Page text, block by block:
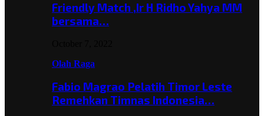
Friendly Match ,Ir H Ridho Yahya MM
bersama…
Olah Raga
Fabio Magrao Pelatih Timor Leste
Remehkan Timnas Indonesia…